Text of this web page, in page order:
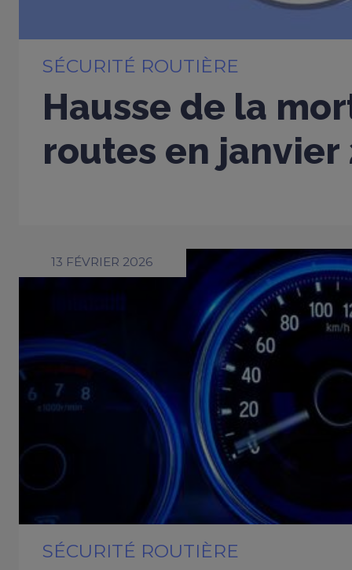
SÉCURITÉ ROUTIÈRE
Hausse de la
routes en janvier
13 FÉVRIER 2026
SÉCURITÉ ROUTIÈRE